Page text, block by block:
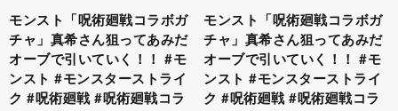
モンスト「呪術廻戦コラボガ
チャ」真希さん狙ってあみだ
オーブで引いていく！！ #モ
ンスト #モンスターストライ
ク #呪術廻戦 #呪術廻戦コラ
モンスト「呪術廻戦コラボガ
チャ」真希さん狙ってあみだ
オーブで引いていく！！ #モ
ンスト #モンスターストライ
ク #呪術廻戦 #呪術廻戦コラ